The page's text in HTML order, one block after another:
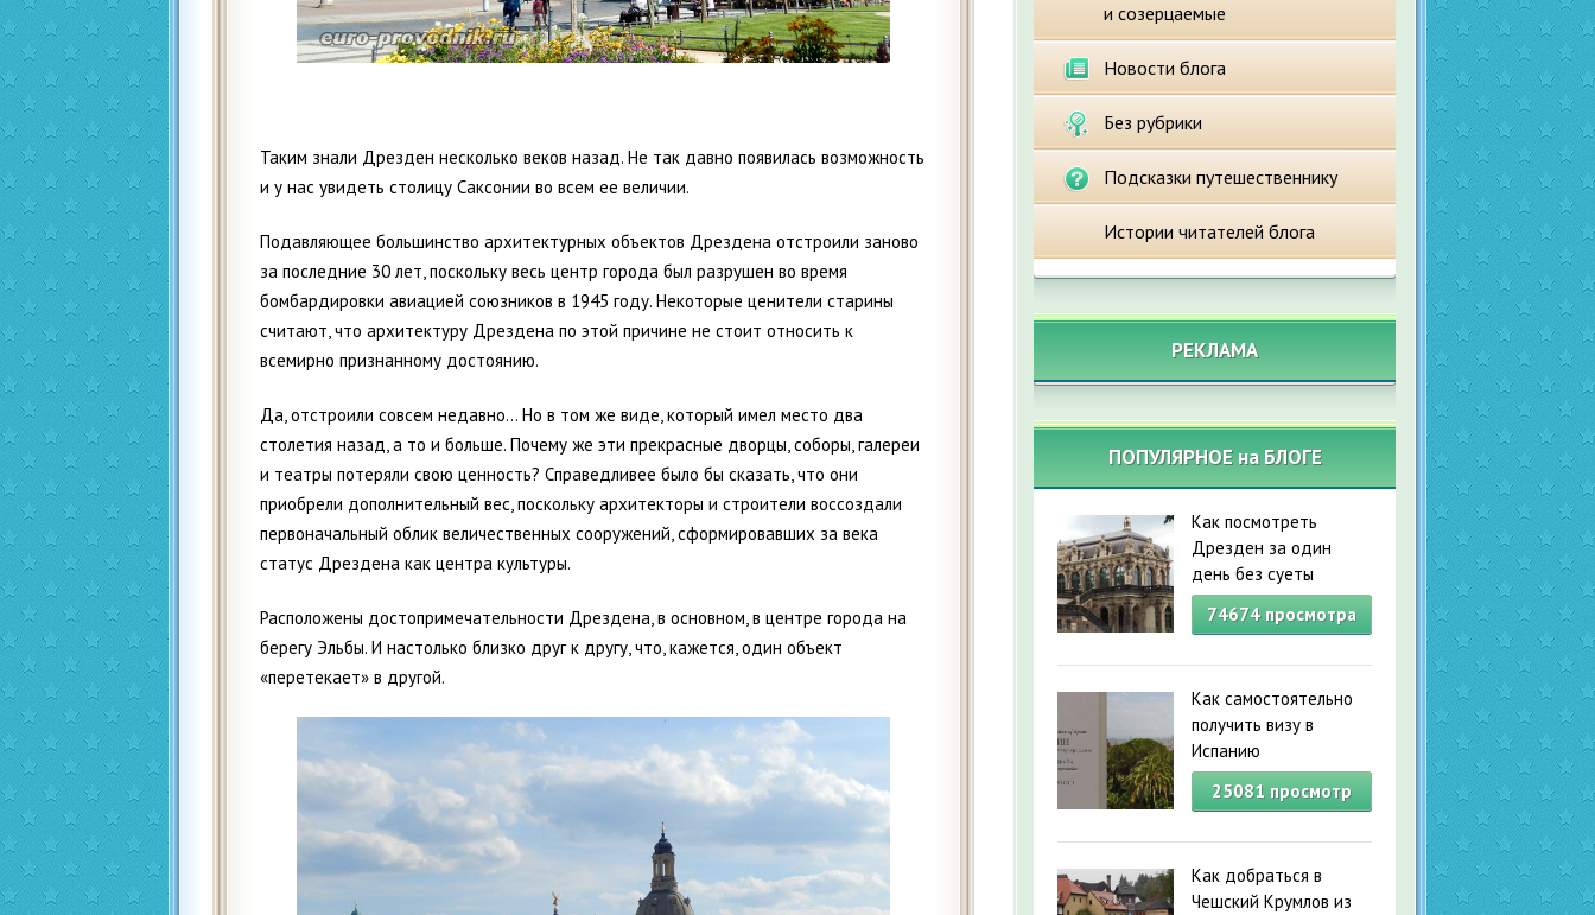
Таким знали Дрезден несколько веков назад. Не так давно появилась возможность
и у нас увидеть столицу Саксонии во всем ее величии.
Подавляющее большинство архитектурных объектов Дрездена отстроили заново
за последние 30 лет, поскольку весь центр города был разрушен во время
бомбардировки авиацией союзников в 1945 году. Некоторые ценители старины
считают, что архитектуру Дрездена по этой причине не стоит относить к
всемирно признанному достоянию.
Да, отстроили совсем недавно… Но в том же виде, который имел место два
столетия назад, а то и больше. Почему же эти прекрасные дворцы, соборы, галереи
и театры потеряли свою ценность? Справедливее было бы сказать, что они
приобрели дополнительный вес, поскольку архитекторы и строители воссоздали
первоначальный облик величественных сооружений, сформировавших за века
статус Дрездена как центра культуры.
Расположены достопримечательности Дрездена, в основном, в центре города на
берегу Эльбы. И настолько близко друг к другу, что, кажется, один объект
«перетекает» в другой.
и созерцаемые
Новости блога
Без рубрики
Подсказки путешественнику
Истории читателей блога
РЕКЛАМА
ПОПУЛЯРНОЕ на БЛОГЕ
Как посмотреть
Дрезден за один
день без суеты
74674просмотра
Как самостоятельно
получить визу в
Испанию
25081 просмотр
Как добраться в
Чешский Крумлов из